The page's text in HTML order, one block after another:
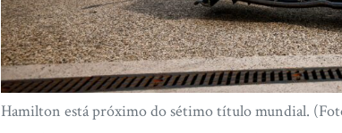
Hamilton está próximo do sétimo título mundial.